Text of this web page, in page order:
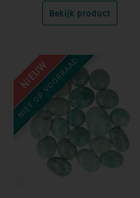
Bekijk product
NIET OP VOORRAAD
NIEUW